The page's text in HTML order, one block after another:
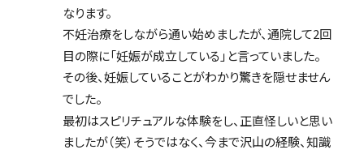
なります。
不妊治療をしながら通い始めましたが、通院して2回
目の際に「妊娠が成立している」と言っていました。
その後、妊娠していることがわかり驚きを隠せません
でした。
最初はスピリチュアルな体験をし、正直怪しいと思い
ましたが（笑）そうではなく、今まで沢山の経験、知識